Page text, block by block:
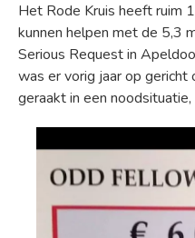
Het Rode Kruis heeft ruim
kunnen helpen met de 5,3
Serious Request in
was er vorig jaar op gericht
geraakt in een